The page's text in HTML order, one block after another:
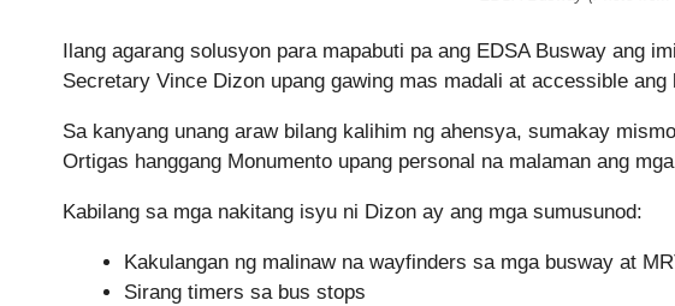
Ilang agarang solusyon para mapabuti pa ang EDSA Busway ang
Secretary Vince Dizon upang gawing mas madali at accessible ang
Sa kanyang unang araw bilang kalihim ng ahensya, sumakay
Ortigas hanggang Monumento upang personal na malaman ang
Kabilang sa mga nakitang isyu ni Dizon ay ang mga sumusunod:
Kakulangan ng malinaw na wayfinders sa mga busway at
Sirang timers sa bus stops